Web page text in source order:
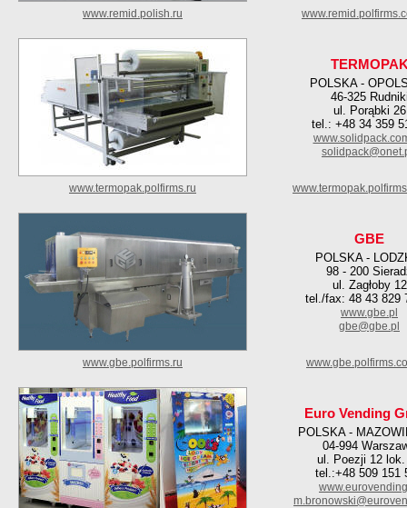
www.remid.polish.ru
POLSKA -
46-325
ul. Porąbki 26
tel.: +48 34 359
www.termopak.polfirms.ru
GBE
POLSKA -
98 - 200
ul. Zagłoby 12
tel./fax: 48 43 829
www.gbe.pl
gbe@gbe.pl
www.gbe.polfirms.ru
Euro Vending
POLSKA -
04-994
ul. Poezji 12
tel.:+48 509 151